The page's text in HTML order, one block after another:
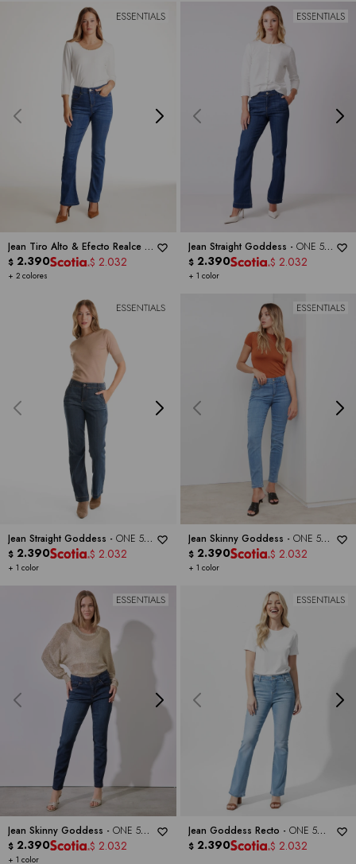
Jean Tiro Alto & Efecto Realce -
ONE 5 ONE
+ 2 colores
$ 2.390 $ 2.032
Jean Straight Goddess - ONE 5
ONE
+ 1 color
$ 2.390 $ 2.032
Jean Straight Goddess - ONE 5
ONE
+ 1 color
$ 2.390 $ 2.032
Jean Skinny Goddess - ONE 5
ONE
+ 1 color
$ 2.390 $ 2.032
Jean Skinny Goddess - ONE 5
ONE
+ 1 color
$ 2.390 $ 2.032
Jean Goddess Recto - ONE 5
ONE
$ 2.390 $ 2.032